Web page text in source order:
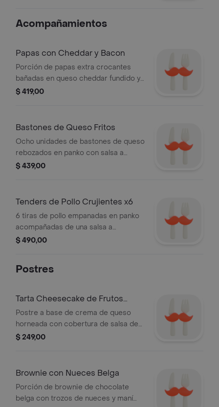
Acompañamientos
Papas con Cheddar y Bacon
Porción de papas extra crocantes
bañadas en queso cheddar fundido y
panceta picada.
$ 419,00
Bastones de Queso Fritos
Ocho unidades de bastones de queso
rebozados en panko con salsa a
elección.
$ 439,00
Tenders de Pollo Crujientes x6
6 tiras de pollo empanadas en panko
acompañadas de una salsa a
elección.
$ 490,00
Postres
Tarta Cheesecake de Frutos
Rojos
Postre a base de crema de queso
horneada con cobertura de salsa de
frutos rojos.
$ 249,00
Brownie con Nueces Belga
Porción de brownie de chocolate
belga con trozos de nueces y maní